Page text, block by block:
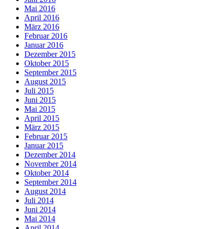
Mai 2016
April 2016
März 2016
Februar 2016
Januar 2016
Dezember 2015
Oktober 2015
September 2015
August 2015
Juli 2015
Juni 2015
Mai 2015
April 2015
März 2015
Februar 2015
Januar 2015
Dezember 2014
November 2014
Oktober 2014
September 2014
August 2014
Juli 2014
Juni 2014
Mai 2014